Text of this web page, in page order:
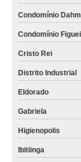
Condomínio
Condomínio
Cristo Rei
Distrito Industrial
Eldorado
Gabriela
Higienopolis
Ibitiinga